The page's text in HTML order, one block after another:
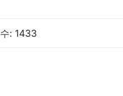
: 1433